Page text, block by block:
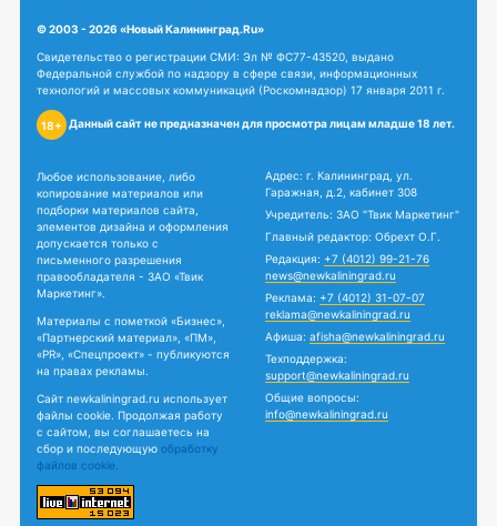
© 2003 - 2026 «Новый Калининград.Ru»
Свидетельство о регистрации СМИ: Эл № ФС77-43520, выдано
Федеральной службой по надзору в сфере связи, информационных
технологий и массовых коммуникаций (Роскомнадзор) 17 января 2011 г.
18+ Данный сайт не предназначен для просмотра лицам младше 18 лет.
Любое использование, либо
копирование материалов или
подборки материалов сайта,
элементов дизайна и оформления
допускается только с
письменного разрешения
правообладателя - ЗАО «Твик
Маркетинг».
Материалы с пометкой «Бизнес»,
«Партнерский материал», «ПМ»,
«PR», «Спецпроект» - публикуются
на правах рекламы.
Сайт newkaliningrad.ru использует
файлы cookie. Продолжая работу
с сайтом, вы соглашаетесь на
сбор и последующую обработку
файлов cookie.
Адрес: г. Калининград, ул.
Гаражная, д.2, кабинет 308
Учредитель: ЗАО "Твик Маркетинг"
Главный редактор: Обрехт О.Г.
Редакция: +7 (4012) 99-21-76
news@newkaliningrad.ru
Реклама: +7 (4012) 31-07-07
reklama@newkaliningrad.ru
Афиша: afisha@newkaliningrad.ru
Техподдержка:
support@newkaliningrad.ru
Общие вопросы:
info@newkaliningrad.ru